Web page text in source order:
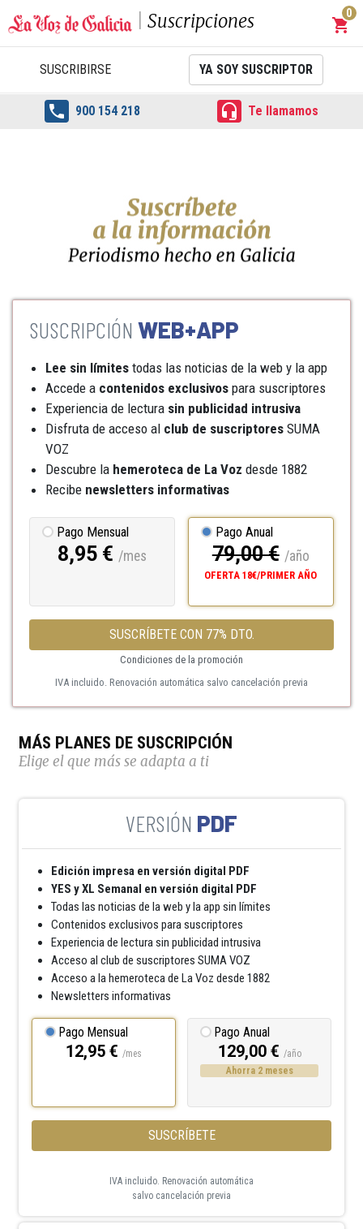
Suscripciones shopping_cart
0
SUSCRIBIRSE YA SOY SUSCRIPTOR
 900 154 218  Te llamamos
WEB+APP
Lee sin límites todas las noticias de la web y la app
Accede a contenidos exclusivos para suscriptores
Experiencia de lectura sin publicidad intrusiva
Disfruta de acceso al club de suscriptores SUMA
VOZ
Descubre la hemeroteca de La Voz desde 1882
Recibe newsletters informativas
Pago Mensual
8,95 € /mes
Pago Anual
79,00 € /año
OFERTA 18€/PRIMER AÑO
SUSCRÍBETE CON 77% DTO.
Condiciones de la promoción
IVA incluido. Renovación automática salvo cancelación previa
MÁS PLANES DE SUSCRIPCIÓN
Elige el que más se adapta a ti
PDF
Edición impresa en versión digital PDF
YES y XL Semanal en versión digital PDF
Todas las noticias de la web y la app sin límites
Contenidos exclusivos para suscriptores
Experiencia de lectura sin publicidad intrusiva
Acceso al club de suscriptores SUMA VOZ
Acceso a la hemeroteca de La Voz desde 1882
Newsletters informativas
Pago Mensual
12,95 € /mes
Pago Anual
129,00 € /año
Ahorra 2 meses
SUSCRÍBETE
IVA incluido. Renovación automática
salvo cancelación previa